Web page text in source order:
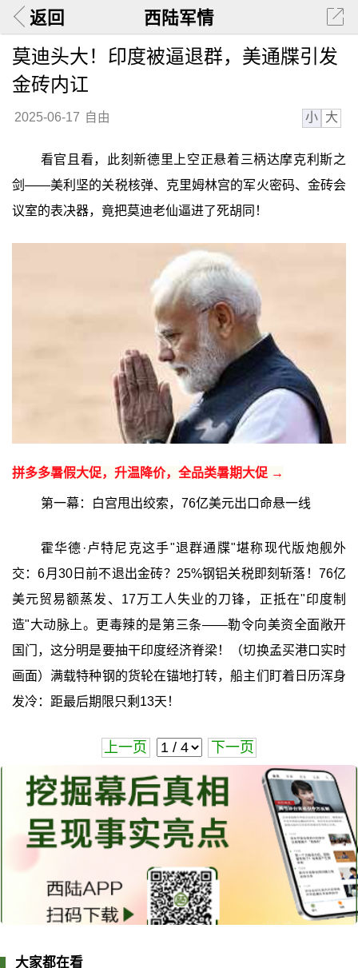
返回 西陆军情
莫迪头大！印度被逼退群，美通牒引发
金砖内讧
2025-06-17 自由 小 大
看官且看，此刻新德里上空正悬着三柄达摩克利斯之
剑——美利坚的关税核弹、克里姆林宫的军火密码、金砖会
议室的表决器，竟把莫迪老仙逼进了死胡同！
拼多多暑假大促，升温降价，全品类暑期大促 →
第一幕：白宫甩出绞索，76亿美元出口命悬一线
霍华德·卢特尼克这手"退群通牒"堪称现代版炮舰外
交：6月30日前不退出金砖？25%钢铝关税即刻斩落！76亿
美元贸易额蒸发、17万工人失业的刀锋，正抵在"印度制
造"大动脉上。更毒辣的是第三条——勒令向美资全面敞开
国门，这分明是要抽干印度经济脊梁！（切换孟买港口实时
画面）满载特种钢的货轮在锚地打转，船主们盯着日历浑身
发冷：距最后期限只剩13天！
上一页 下一页
大家都在看